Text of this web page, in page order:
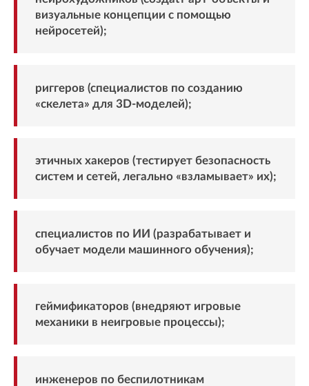
визуальные концепции с помощью
нейросетей);
риггеров (специалистов по созданию
«скелета» для 3D‑моделей);
этичных хакеров (тестирует безопасность
систем и сетей, легально «взламывает» их);
специалистов по ИИ (разрабатывает и
обучает модели машинного обучения);
геймификаторов (внедряют игровые
механики в неигровые процессы);
инженеров по беспилотникам